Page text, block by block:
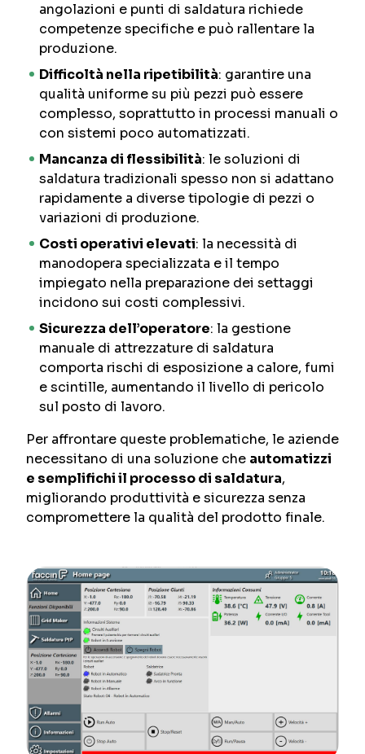
angolazioni e punti di saldatura richiede
competenze specifiche e può rallentare la
produzione.
Difficoltà nella ripetibilità: garantire una
qualità uniforme su più pezzi può essere
complesso, soprattutto in processi manuali o
con sistemi poco automatizzati.
Mancanza di flessibilità: le soluzioni di
saldatura tradizionali spesso non si adattano
rapidamente a diverse tipologie di pezzi o
variazioni di produzione.
Costi operativi elevati: la necessità di
manodopera specializzata e il tempo
impiegato nella preparazione dei settaggi
incidono sui costi complessivi.
Sicurezza dell’operatore: la gestione
manuale di attrezzature di saldatura
comporta rischi di esposizione a calore, fumi
e scintille, aumentando il livello di pericolo
sul posto di lavoro.
Per affrontare queste problematiche, le aziende
necessitano di una soluzione che automatizzi
e semplifichi il processo di saldatura,
migliorando produttività e sicurezza senza
compromettere la qualità del prodotto finale.